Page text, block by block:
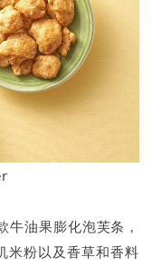
油果膨化泡芙条，
米粉以及香草和香料